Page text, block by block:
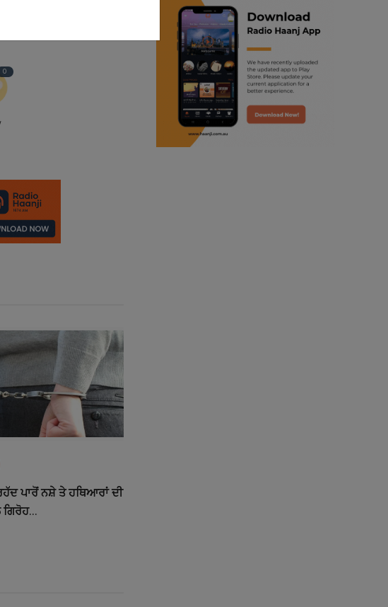
0
ਪਾਰੋਂ ਨਸ਼ੇ ਤੇ ਹਥਿਆਰਾਂ ਦੀ
ranjodh singh
punjabi podcast australia
radio haanji updates
punjabi kahani